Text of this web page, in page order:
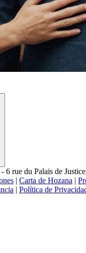
6 rue du Palais de
| Carta de Hozana |
| Política de